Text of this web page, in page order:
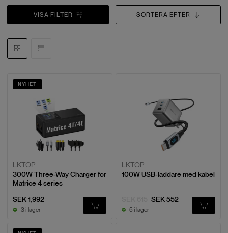
VISA FILTER SORTERA EFTER
NYHET
LKTOP
300W Three-Way Charger for
Matrice 4 series
SEK 1,992
3 i lager
LKTOP
100W USB-laddare med kabel
SEK 552
5 i lager